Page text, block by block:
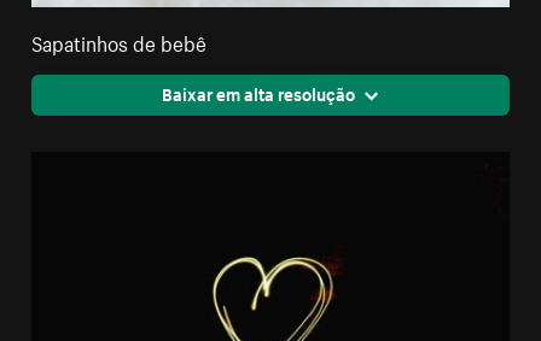
Sapatinhos de bebê
Baixar em alta resolução